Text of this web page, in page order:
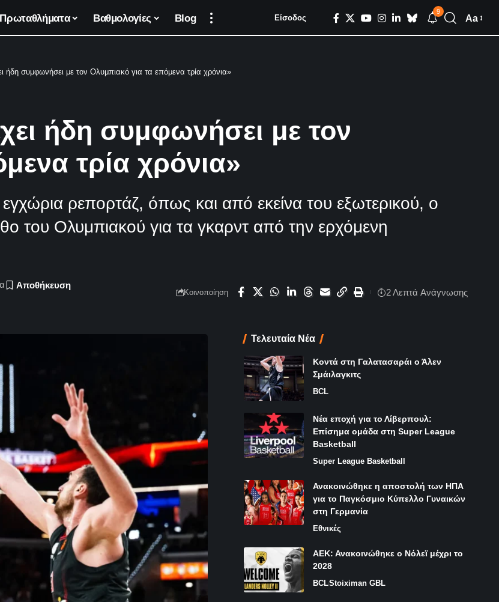
Πρωταθλήματα Βαθμολογίες Blog Είσοδος
9
Aa
ήδη συμφωνήσει με τον Ολυμπιακό για τα επόμενα τρία χρόνια»
ήδη συμφωνήσει με τον
τρία χρόνια»
ρεπορτάζ, όπως και από εκείνα του εξωτερικού, ο
του Ολυμπιακού για τα γκαρντ από την ερχόμενη
Κοινοποίηση 2 Λεπτά Aνάγνωσης
Τελευταία Νέα
Κοντά στη Γαλατασαράι ο Άλεν
Σμάιλαγκιτς
BCL
Νέα εποχή για το Λίβερπουλ:
Επίσημα ομάδα στη Super League
Basketball
Super League Basketball
Ανακοινώθηκε η αποστολή των ΗΠΑ
για το Παγκόσμιο Κύπελλο Γυναικών
στη Γερμανία
Εθνικές
ΑΕΚ: Ανακοινώθηκε ο Νόλεϊ μέχρι το
2028
BCLStoiximan GBL